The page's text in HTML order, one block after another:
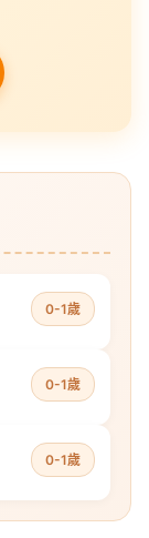
0-1歲
0-1歲
0-1歲